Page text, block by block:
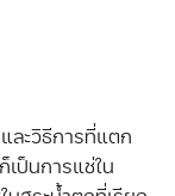
ละวิธีการที่แตก
ป็นการแช่ใน